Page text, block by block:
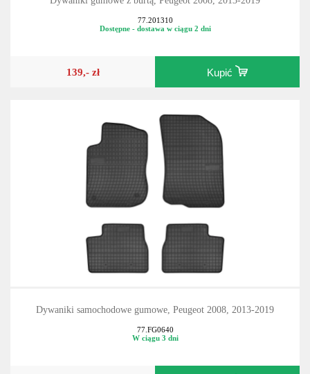
77.201310
Dostępne - dostawa w ciągu 2 dni
139,- zł Kupić
Dywaniki samochodowe gumowe, Peugeot 2008, 2013-2019
77.FG0640
W ciągu 3 dni